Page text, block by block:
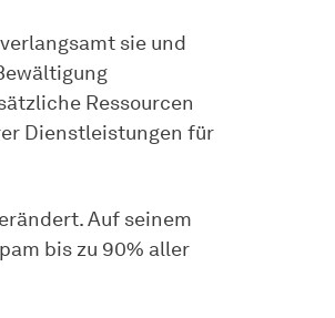
sie und
Ressourcen
Dienstleistungen für
Auf seinem
bis zu 90% aller